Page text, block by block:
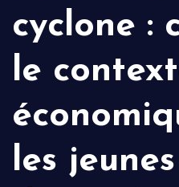
cyclone :
le
les